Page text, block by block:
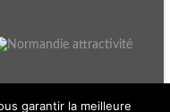
garantir la meilleure